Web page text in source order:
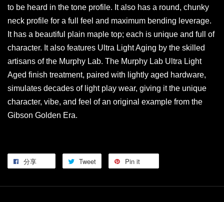
to be heard in the tone profile. It also has a round, chunky
neck profile for a full feel and maximum bending leverage.
It has a beautiful plain maple top; each is unique and full of
character. It also features Ultra Light Aging by the skilled
artisans of the Murphy Lab. The Murphy Lab Ultra Light
Aged finish treatment, paired with lightly aged hardware,
simulates decades of light play wear, giving it the unique
character, vibe, and feel of an original example from the
Gibson Golden Era.
分享 Tweet Pin it